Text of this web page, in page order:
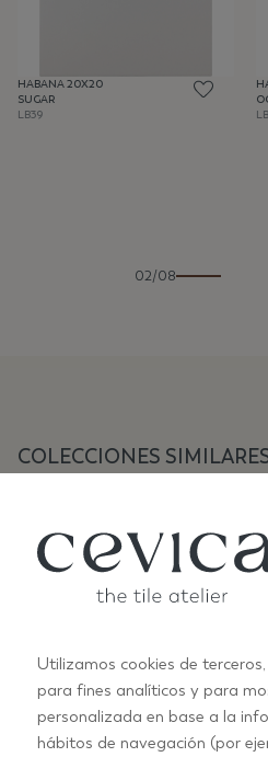
HABANA 20X20
SUGAR
LB39
02/08
COLECCIONES
ANTIC PASTELS
+10
Utilizamos cookies de
para fines analíticos y para
personalizada en base a la
hábitos de navegación (por